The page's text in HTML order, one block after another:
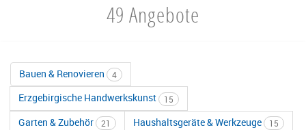
49 Angebote
Bauen & Renovieren 4
Erzgebirgische Handwerkskunst 15
Garten & Zubehör 21 Haushaltsgeräte & Werkzeuge 15